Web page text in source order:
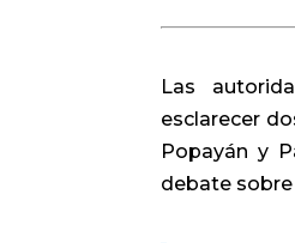
Las
esclarecer
Popayán y
debate sobre